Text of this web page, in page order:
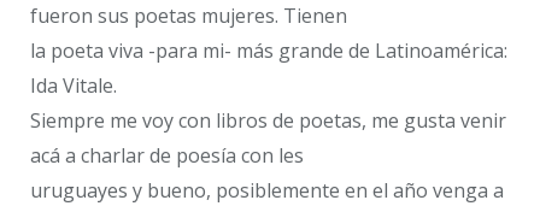
fueron sus poetas mujeres. Tienen
la poeta viva -para mi- más grande de Latinoamérica:
Ida Vitale.
Siempre me voy con libros de poetas, me gusta venir
acá a charlar de poesía con les
uruguayes y bueno, posiblemente en el año venga a